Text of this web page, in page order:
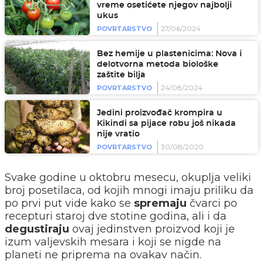
vreme osetićete njegov najbolji
ukus
POVRTARSTVO
27/06/2024
Bez hemije u plastenicima: Nova i
delotvorna metoda biološke
zaštite bilja
POVRTARSTVO
24/08/2024
Jedini proizvođač krompira u
Kikindi sa pijace robu još nikada
nije vratio
POVRTARSTVO
30/08/2020
Svake godine u oktobru mesecu, okuplja veliki
broj posetilaca, od kojih mnogi imaju priliku da
po prvi put vide kako se spremaju čvarci po
recepturi staroj dve stotine godina, ali i da
degustiraju ovaj jedinstven proizvod koji je
izum valjevskih mesara i koji se nigde na
planeti ne priprema na ovakav način.